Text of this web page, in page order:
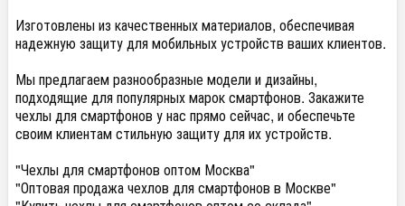
Изготовлены из качественных материалов, обеспечивая
надежную защиту для мобильных устройств ваших клиентов.
Мы предлагаем разнообразные модели и дизайны,
подходящие для популярных марок смартфонов. Закажите
чехлы для смартфонов у нас прямо сейчас, и обеспечьте
своим клиентам стильную защиту для их устройств.
"Чехлы для смартфонов оптом Москва"
"Оптовая продажа чехлов для смартфонов в Москве"